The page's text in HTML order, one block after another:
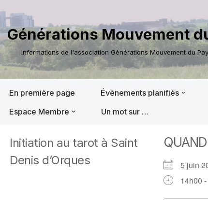
Aller
au
contenu
Générations Mouvement
Informations de l'association Générations Mouvement du
En première page Évènements planifiés
Espace Membre
Un mot sur …
Initiation au tarot à Saint
Denis d’Orques
QUAND
5 juin
14h00